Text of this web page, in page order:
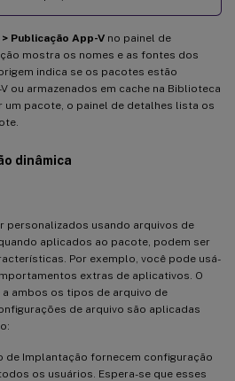
Publicação App-V no painel de
mostra os nomes e as fontes dos
indica se os pacotes estão
ou armazenados em cache na Biblioteca
um pacote, o painel de detalhes lista os
dinâmica
personalizados usando arquivos de
aplicados ao pacote, podem ser
Por exemplo, você pode usá-
extras de aplicativos. O
ambos os tipos de arquivo de
de arquivo são aplicadas
de Implantação fornecem configuração
os usuários. Espera-se que esses